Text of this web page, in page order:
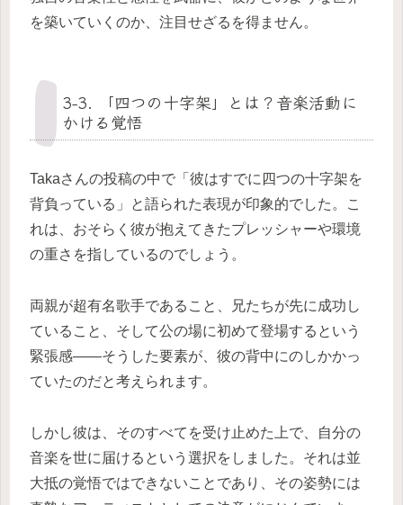
を築いていくのか、注目せざるを得ません。
3-3. 「四つの十字架」とは？音楽活動に
かける覚悟
Takaさんの投稿の中で「彼はすでに四つの十字架を
背負っている」と語られた表現が印象的でした。こ
れは、おそらく彼が抱えてきたプレッシャーや環境
の重さを指しているのでしょう。
両親が超有名歌手であること、兄たちが先に成功し
ていること、そして公の場に初めて登場するという
緊張感――そうした要素が、彼の背中にのしかかっ
ていたのだと考えられます。
しかし彼は、そのすべてを受け止めた上で、自分の
音楽を世に届けるという選択をしました。それは並
大抵の覚悟ではできないことであり、その姿勢には